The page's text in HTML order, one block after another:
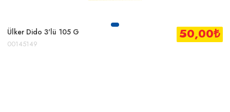
Ülker Dido 3'lü 105 G
00145149
50,00₺